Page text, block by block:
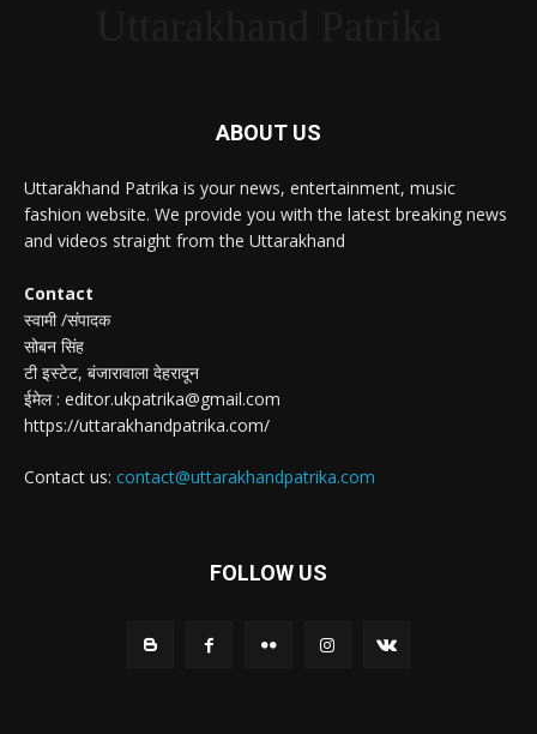
ABOUT US
Uttarakhand Patrika is your news, entertainment, music
fashion website. We provide you with the latest breaking news
and videos straight from the Uttarakhand
Contact
स्वामी /संपादक
सोबन सिंह
टी इस्टेट, बंजारावाला देहरादून
ईमेल : editor.ukpatrika@gmail.com
https://uttarakhandpatrika.com/
Contact us: contact@uttarakhandpatrika.com
FOLLOW US